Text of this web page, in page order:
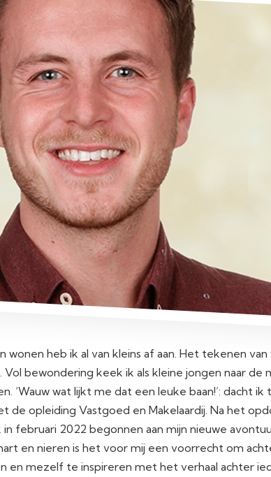
wonen heb ik al van kleins af aan. Het tekenen van
Vol bewondering keek ik als kleine jongen naar de
‘Wauw wat lijkt me dat een leuke baan!’: dacht ik
de opleiding Vastgoed en Makelaardij. Na het
februari 2022 begonnen aan mijn nieuwe
en nieren is het voor mij een voorrecht om
en mezelf te inspireren met het verhaal achter